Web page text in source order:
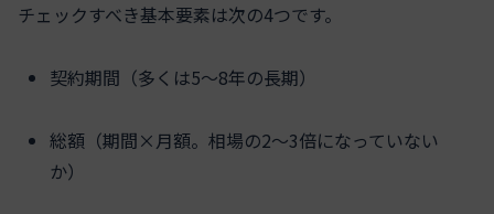
チェックすべき基本要素は次の4つです。
契約期間（多くは5〜8年の長期）
総額（期間×月額。相場の2〜3倍になっていない
か）